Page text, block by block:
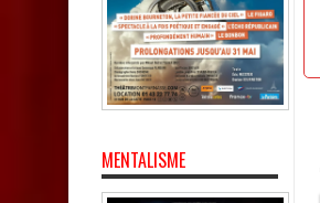
MENTALISME